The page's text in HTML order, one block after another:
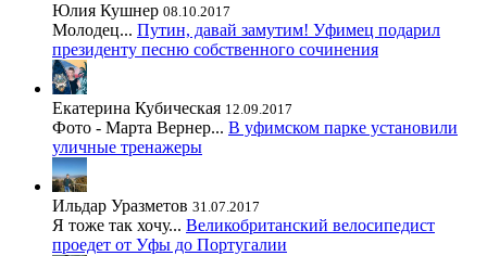
Юлия Кушнер 08.10.2017
Молодец... Путин, давай замутим! Уфимец подарил
президенту песню собственного сочинения
Екатерина Кубическая 12.09.2017
Фото - Марта Вернер... В уфимском парке установили
уличные тренажеры
Ильдар Уразметов 31.07.2017
Я тоже так хочу... Великобританский велосипедист
проедет от Уфы до Португалии